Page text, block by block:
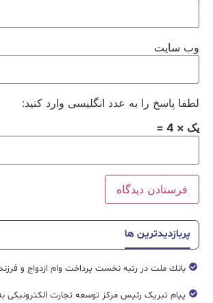
وب‌ سایت
لطفا پاسخ را به عدد انگلیسی وارد کنید:
یک × 4 =
پربازدیدترین ها
بانك ملت در رتبه نخست پرداخت وام ازدواج و
پیام تبریک رئیس مرکز توسعه تجارت الکترونیکی